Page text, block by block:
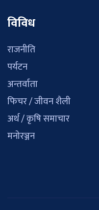
विविध
राजनीति
पर्यटन
अन्तर्वाता
फिचर / जीवन शैली
अर्थ / कृषि समाचार
मनोरञ्जन